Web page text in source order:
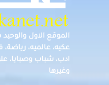
الموقع الاول والوحيد
عكيه، عالميه،
ادب، شباب وصبايا،
وغيرها